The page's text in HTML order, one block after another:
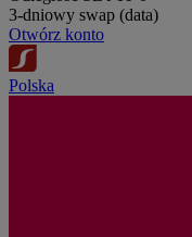
3-dniowy swap (data)
Otwórz konto
Polska